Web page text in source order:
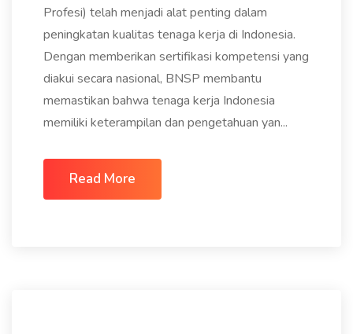
Profesi) telah menjadi alat penting dalam
peningkatan kualitas tenaga kerja di Indonesia.
Dengan memberikan sertifikasi kompetensi yang
diakui secara nasional, BNSP membantu
memastikan bahwa tenaga kerja Indonesia
memiliki keterampilan dan pengetahuan yan...
Read More